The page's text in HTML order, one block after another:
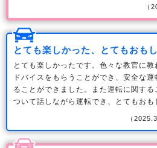
（
とても楽しかった、とてもおも
とても楽しかったです。色々な教官に
ドバイスをもらうことができ、安全な
ることができました。また運転に関す
ついて話しながら運転でき、とてもおも
（